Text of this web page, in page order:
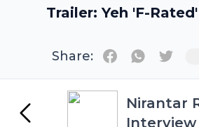
Trailer: Yeh 'F-
Share:
Nirantar
Interview